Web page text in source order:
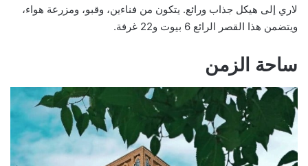
لاري إلى هيكل جذاب ورائع. يتكون من فناءين، وقبو، ومزرعة هواء،
ويتضمن هذا القصر الرائع 6 بيوت و22 غرفة.
ساحة الزمن